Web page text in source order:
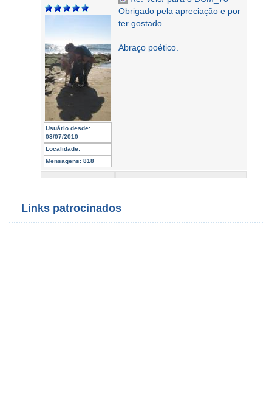
Usuário desde:
08/07/2010
Localidade:
Mensagens: 818
Obrigado pela apreciação e por
ter gostado.
Abraço poético.
Links patrocinados